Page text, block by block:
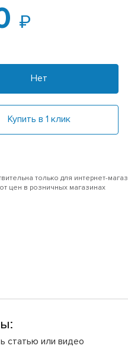
Нет
Купить в 1 клик
только для интернет-
цен в розничных магазинах
статью или видео